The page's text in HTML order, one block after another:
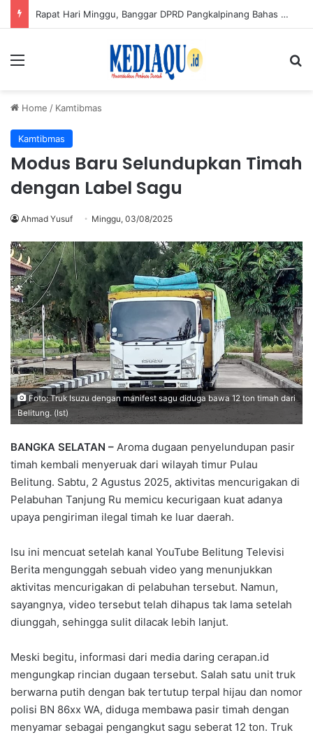
Bukan Seleksi Terbuka, Ini 3 Calon Sekda Babel: Fery Afriyanto, Tarmin dan Darlan
Menu
Home / Kamtibmas
Kamtibmas
Modus Baru Selundupkan Timah
dengan Label Sagu
Ahmad Yusuf Minggu, 03/08/2025
Foto: Truk Isuzu dengan manifest sagu diduga bawa 12 ton timah dari
Belitung. (Ist)
BANGKA SELATAN – Aroma dugaan penyelundupan pasir
timah kembali menyeruak dari wilayah timur Pulau
Belitung. Sabtu, 2 Agustus 2025, aktivitas mencurigakan di
Pelabuhan Tanjung Ru memicu kecurigaan kuat adanya
upaya pengiriman ilegal timah ke luar daerah.
Isu ini mencuat setelah kanal YouTube Belitung Televisi
Berita mengunggah sebuah video yang menunjukkan
aktivitas mencurigakan di pelabuhan tersebut. Namun,
sayangnya, video tersebut telah dihapus tak lama setelah
diunggah, sehingga sulit dilacak lebih lanjut.
Meski begitu, informasi dari media daring cerapan.id
mengungkap rincian dugaan tersebut. Salah satu unit truk
berwarna putih dengan bak tertutup terpal hijau dan nomor
polisi BN 86xx WA, diduga membawa pasir timah dengan
menyamar sebagai pengangkut sagu seberat 12 ton. Truk